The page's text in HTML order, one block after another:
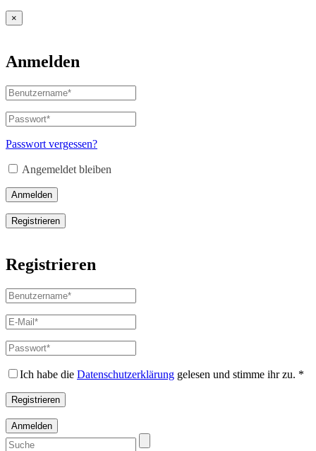
×
Anmelden
Benutzername
oder
E-
Mail-
Adresse*
Passwort*
Erforderlich
Passwort vergessen?
Angemeldet bleiben
Anmelden
Registrieren
Registrieren
Benutzername
Erforderlich
E-
Mail-
Adresse*
Erforderlich
Passwort*
Erforderlich
Ich habe die Datenschutzerklärung gelesen und stimme ihr zu. *
Registrieren
Anmelden
Suchen